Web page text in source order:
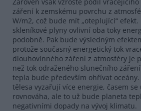
záření k zemskému povrchu z
W/m2, což bude mít „oteplující“
skleníkové plyny ovlivní oba toky
podobně. Pak bude výsledným
protože současný energetický tok
dlouhovlnného záření z atmosféry je
než tok odraženého slunečního
tepla bude především ohřívat
tělesa vyzařují více energie, časem se
rovnováha, ale to už bude planeta
negativními dopady na vývoj klimatu.